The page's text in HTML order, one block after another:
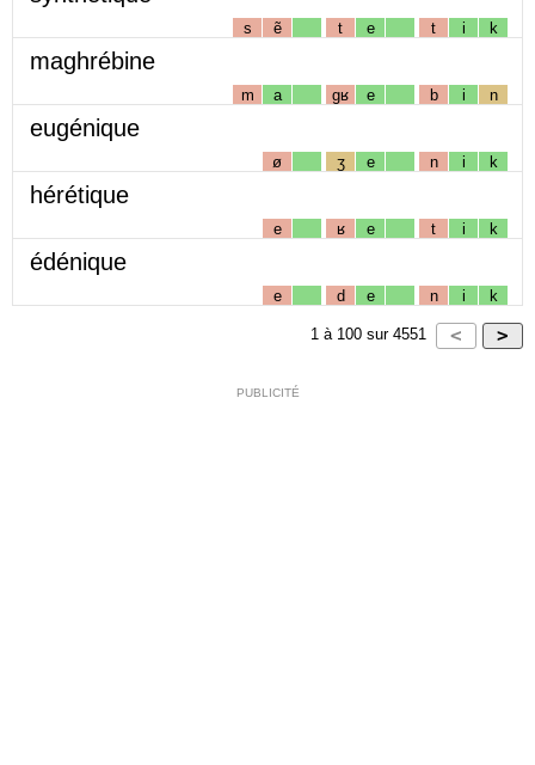
s ẽ t e t i k
maghrébine
m a gʁ e b i n
eugénique
ø ʒ e n i k
hérétique
e ʁ e t i k
édénique
e d e n i k
1 à 100 sur 4551
PUBLICITÉ